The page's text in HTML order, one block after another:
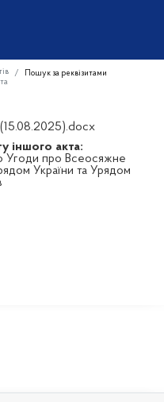
Пошук за реквізитами
(15.08.2025).docx
іншого акта:
Угоди про Всеосяжне
України та Урядом